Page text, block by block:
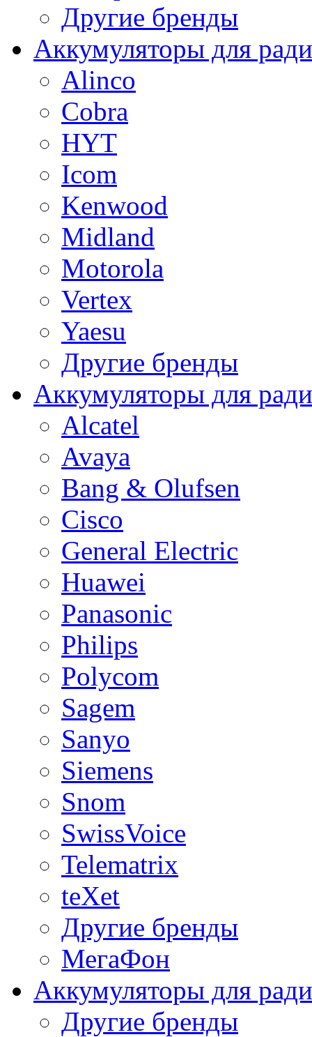
Другие бренды
Аккумуляторы для
Alinco
Cobra
HYT
Icom
Kenwood
Midland
Motorola
Vertex
Yaesu
Другие бренды
Аккумуляторы для
Alcatel
Avaya
Bang & Olufsen
Cisco
General Electric
Huawei
Panasonic
Philips
Polycom
Sagem
Sanyo
Siemens
Snom
SwissVoice
Telematrix
teXet
Другие бренды
МегаФон
Аккумуляторы для
Другие бренды